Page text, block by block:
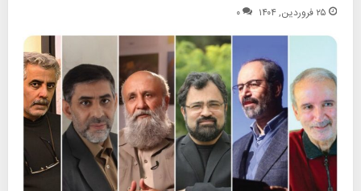
۲۵ فروردین, ۱۴۰۴ ۰